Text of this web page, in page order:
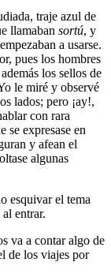
traje azul de
llamaban sortú, y
a usarse.
pues los hombres
los sellos de
le miré y observé
lados; pero ¡ay!,
con rara
se expresase en
y afean el
algunas
esquivar el tema
entrar.
a contar algo de
de los viajes por